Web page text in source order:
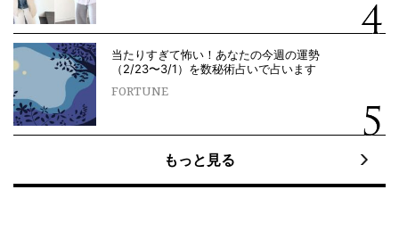
当たりすぎて怖い！あなたの今週の運勢
（2/23〜3/1）を数秘術占いで占います
FORTUNE
もっと見る